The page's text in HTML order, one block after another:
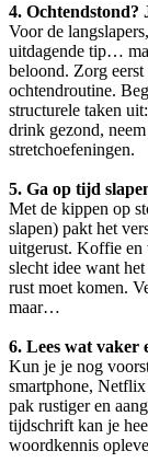
4. Ochtendstond?
Voor de
uitdagende tip…
beloond. Zorg
ochtendroutine.
structurele taken
drink gezond,
stretchoefeningen.
5. Ga op tijd
Met de kippen op
slapen) pakt het
uitgerust. Koffie en
slecht idee want
rust moet komen.
maar…
6. Lees wat vaker
Kun je je nog
smartphone, Netflix
pak rustiger en
tijdschrift kan je
woordkennis